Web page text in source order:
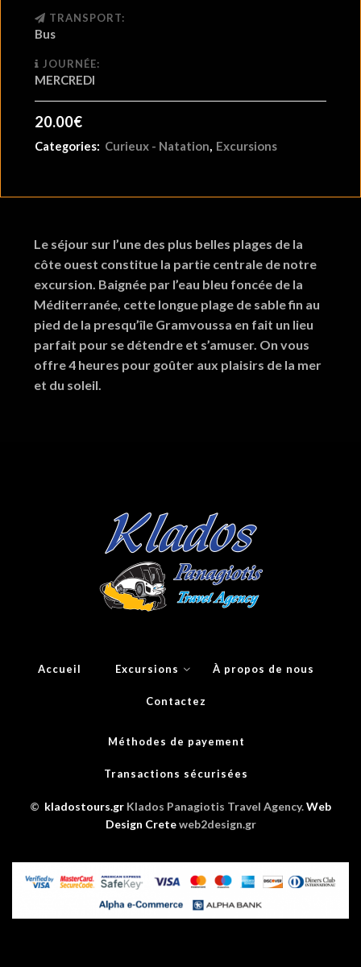
TRANSPORT:
Bus
JOURNÉE:
MERCREDI
20.00€
Categories: Curieux - Natation, Excursions
Le séjour sur l’une des plus belles plages de la
côte ouest constitue la partie centrale de notre
excursion. Baignée par l’eau bleu foncée de la
Méditerranée, cette longue plage de sable fin au
pied de la presqu’île Gramvoussa en fait un lieu
parfait pour se détendre et s’amuser. On vous
offre 4 heures pour goûter aux plaisirs de la mer
et du soleil.
Accueil Excursions À propos de nous
Contactez
Méthodes de payement
Transactions sécurisées
© kladostours.gr Klados Panagiotis Travel Agency.Web
Design Creteweb2design.gr